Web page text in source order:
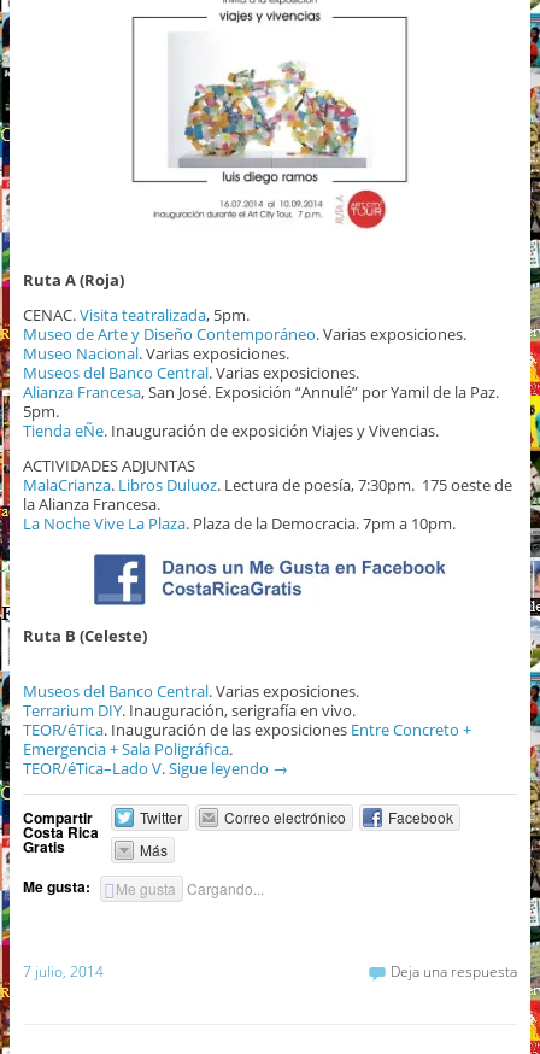
Ruta A (Roja)
CENAC.Visita teatralizada, 5pm.
Museo de Arte y Diseño Contemporáneo. Varias exposiciones.
Museo Nacional. Varias exposiciones.
Museos del Banco Central. Varias exposiciones.
Alianza Francesa, San José. Exposición “Annulé” por Yamil de la Paz.
5pm.
Tienda eÑe. Inauguración de exposición Viajes y Vivencias.
ACTIVIDADES ADJUNTAS
MalaCrianza. Libros Duluoz. Lectura de poesía, 7:30pm. 175 oeste de
la Alianza Francesa.
La Noche Vive La Plaza. Plaza de la Democracia. 7pm a 10pm.
Ruta B (Celeste)
Museos del Banco Central. Varias exposiciones.
Terrarium DIY. Inauguración, serigrafía en vivo.
TEOR/éTica. Inauguración de las exposiciones Entre Concreto +
Emergencia + Sala Poligráfica.
TEOR/éTica–Lado V.Sigue leyendo →
Compartir
Costa Rica
Gratis
Twitter Correo electrónico
Facebook
Más
Me gusta: Me gusta Cargando...
7 julio, 2014 Deja una respuesta